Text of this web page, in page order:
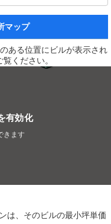
マップ
ある位置にビルが表示され
ください。
有効化
きます
は、そのビルの最小坪単価